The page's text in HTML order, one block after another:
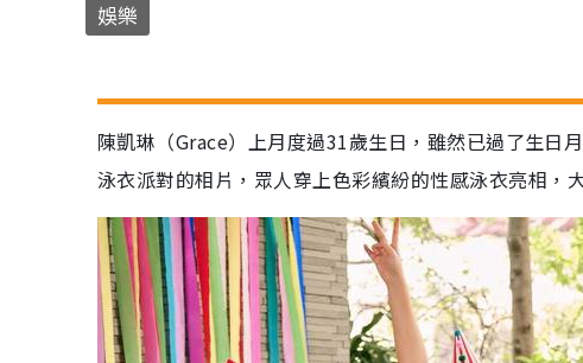
娛樂
陳凱琳（Grace）上月度過31歲生日，雖然已過了生日
泳衣派對的相片，眾人穿上色彩繽紛的性感泳衣亮相，